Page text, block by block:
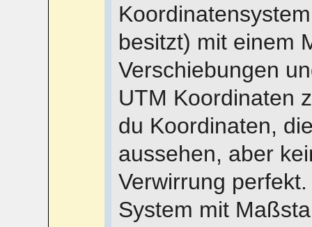
besitzt) mit einem
Verschiebungen
UTM Koordinaten
du Koordinaten,
aussehen, aber
Verwirrung
System mit